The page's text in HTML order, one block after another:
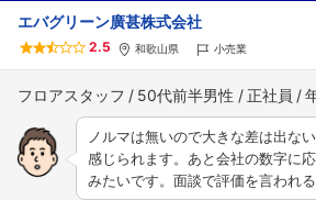
エバグリーン廣甚株式会社
2.5 和歌山県 小売業
フロアスタッフ 50代前半男性 正社員
ノルマは無いので大きな差は出な
感じられます。あと会社の数字に
みたいです。面談で評価を言われ